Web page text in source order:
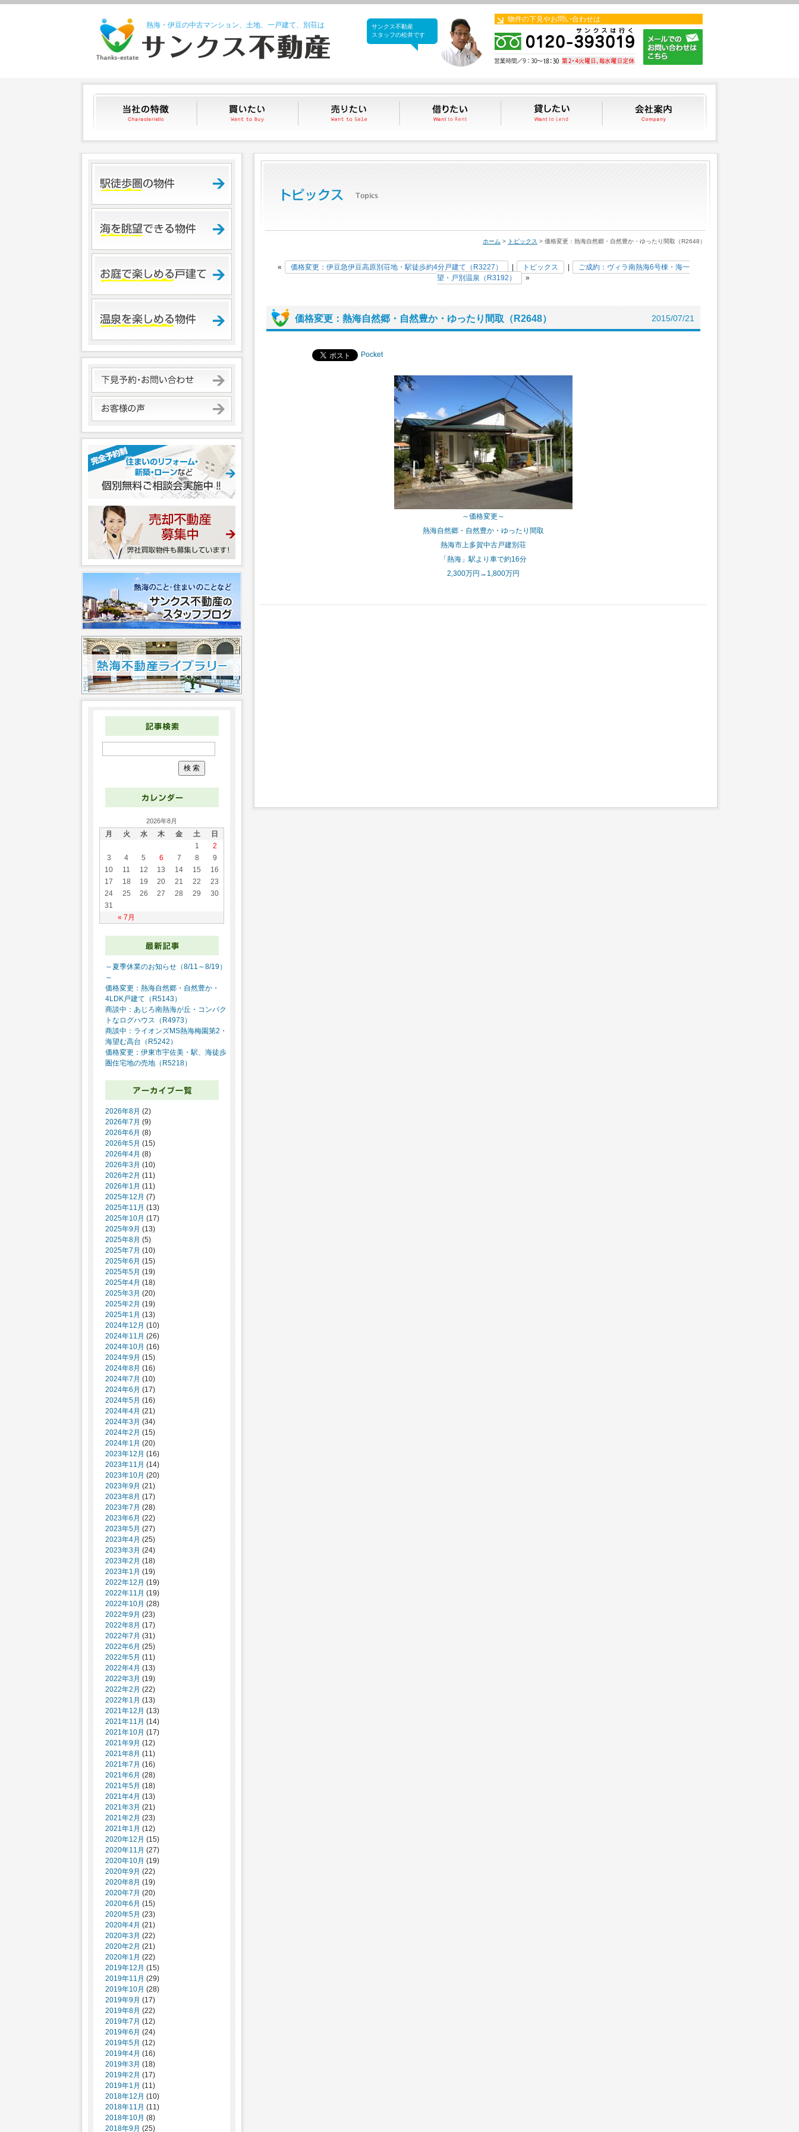
熱海・伊豆の中古マンション、土地、一戸建て、別荘は
サンクス不動産
サンクス不動産
スタッフの松井です
物件の下見やお問い合わせは
当社の特徴 買いたい 売りたい 借りたい 貸したい
ホーム > トピックス > 価格変更：熱海自然郷・自然豊か・ゆったり間取（R2648）
« 価格変更：伊豆急伊豆高原別荘地・駅徒歩約4分戸建て（R3227） トピックス
ご成約：ヴィラ南熱海6号棟・海一
望・戸別温泉（R3192）
»
価格変更：熱海自然郷・自然豊か・ゆったり間取（R2648） 2015/07/21
Pocket
～価格変更～
熱海自然郷・自然豊か・ゆったり間取
熱海市上多賀中古戸建別荘
「熱海」駅より車で約16分
2,300万円→1,800万円
2026年8月
月 火 水 木 金 土 日
« 7月
1
2
3
4 5 6 7 8
9
10
11 12 13 14 15
16
17
18 19 20 21 22
23
24
25 26 27 28 29
30
31
～夏季休業のお知らせ（8/11～8/19）
～
価格変更：熱海自然郷・自然豊か・
4LDK戸建て（R5143）
商談中：あじろ南熱海が丘・コンパク
トなログハウス（R4973）
商談中：ライオンズMS熱海梅園第2・
海望む高台（R5242）
価格変更：伊東市宇佐美・駅、海徒歩
圏住宅地の売地（R5218）
2026年8月 (2)
2026年7月 (9)
2026年6月 (8)
2026年5月 (15)
2026年4月 (8)
2026年3月 (10)
2026年2月 (11)
2026年1月 (11)
2025年12月 (7)
2025年11月 (13)
2025年10月 (17)
2025年9月 (13)
2025年8月 (5)
2025年7月 (10)
2025年6月 (15)
2025年5月 (19)
2025年4月 (18)
2025年3月 (20)
2025年2月 (19)
2025年1月 (13)
2024年12月 (10)
2024年11月 (26)
2024年10月 (16)
2024年9月 (15)
2024年8月 (16)
2024年7月 (10)
2024年6月 (17)
2024年5月 (16)
2024年4月 (21)
2024年3月 (34)
2024年2月 (15)
2024年1月 (20)
2023年12月 (16)
2023年11月 (14)
2023年10月 (20)
2023年9月 (21)
2023年8月 (17)
2023年7月 (28)
2023年6月 (22)
2023年5月 (27)
2023年4月 (25)
2023年3月 (24)
2023年2月 (18)
2023年1月 (19)
2022年12月 (19)
2022年11月 (19)
2022年10月 (28)
2022年9月 (23)
2022年8月 (17)
2022年7月 (31)
2022年6月 (25)
2022年5月 (11)
2022年4月 (13)
2022年3月 (19)
2022年2月 (22)
2022年1月 (13)
2021年12月 (13)
2021年11月 (14)
2021年10月 (17)
2021年9月 (12)
2021年8月 (11)
2021年7月 (16)
2021年6月 (28)
2021年5月 (18)
2021年4月 (13)
2021年3月 (21)
2021年2月 (23)
2021年1月 (12)
2020年12月 (15)
2020年11月 (27)
2020年10月 (19)
2020年9月 (22)
2020年8月 (19)
2020年7月 (20)
2020年6月 (15)
2020年5月 (23)
2020年4月 (21)
2020年3月 (22)
2020年2月 (21)
2020年1月 (22)
2019年12月 (15)
2019年11月 (29)
2019年10月 (28)
2019年9月 (17)
2019年8月 (22)
2019年7月 (12)
2019年6月 (24)
2019年5月 (12)
2019年4月 (16)
2019年3月 (18)
2019年2月 (17)
2019年1月 (11)
2018年12月 (10)
2018年11月 (11)
2018年10月 (8)
2018年9月 (25)